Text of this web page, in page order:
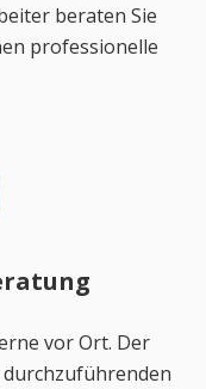
beraten Sie
professionelle
vor Ort. Der